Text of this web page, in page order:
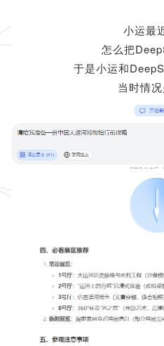
小运最
怎么把
于是小运和
当时情